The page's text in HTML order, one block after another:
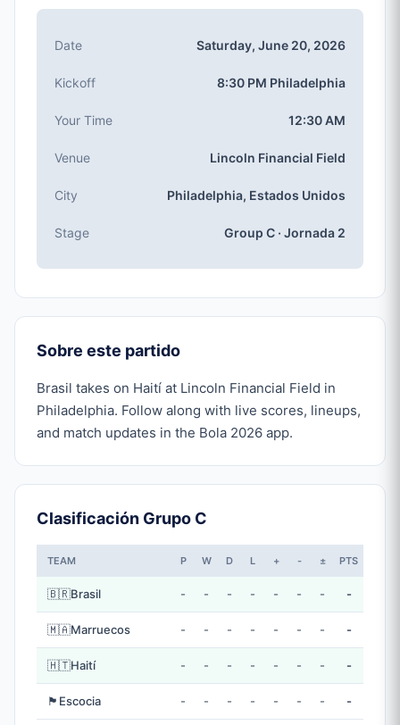
Estadio
Ciudad
Philadelphia, Estados Unidos
Grupo C, Jornada 2
#29 of 104
Brasil, Haití, Marruecos, Escocia
Date Saturday, June 20, 2026
Kickoff 8:30 PM Philadelphia
Your Time 12:30 AM
Venue Lincoln Financial Field
City Philadelphia, Estados Unidos
Stage Group C · Jornada 2
Sobre este partido
Brasil takes on Haití at Lincoln Financial Field in
Philadelphia. Follow along with live scores, lineups,
and match updates in the Bola 2026 app.
Clasificación Grupo C
TEAM P W D L + - ± PTS
🇧🇷Brasil - - - - - - - -
🇲🇦Marruecos - - - - - - - -
🇭🇹Haití - - - - - - - -
🏴󠁧󠁢󠁳󠁣󠁴󠁿 Escocia - - - - - - - -